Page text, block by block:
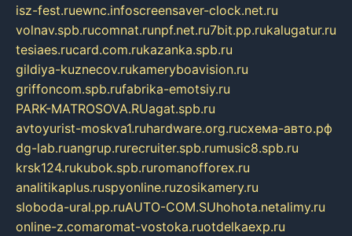
isz-fest.ruewnc.infoscreensaver-clock.net.ru
volnav.spb.rucomnat.runpf.net.ru7bit.pp.rukalugatur.ru
tesiaes.rucard.com.rukazanka.spb.ru
gildiya-kuznecov.rukameryboavision.ru
griffoncom.spb.rufabrika-emotsiy.ru
PARK-MATROSOVA.RUagat.spb.ru
avtoyurist-moskva1.ruhardware.org.ruсхема-авто.рф
dg-lab.ruangrup.rurecruiter.spb.rumusic8.spb.ru
krsk124.rukubok.spb.ruromanofforex.ru
analitikaplus.ruspyonline.ruzosikamery.ru
sloboda-ural.pp.ruAUTO-COM.SUhohota.netalimy.ru
online-z.comaromat-vostoka.ruotdelkaexp.ru